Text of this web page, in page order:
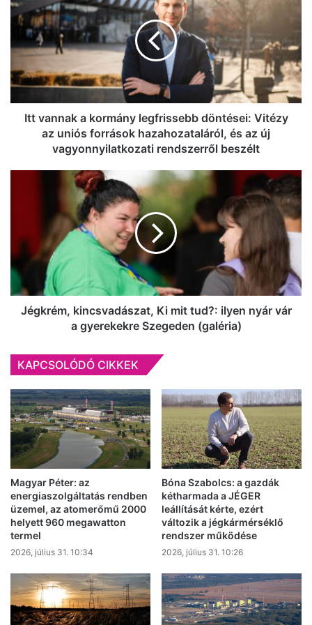
kormány
legfrissebb
döntései:
Vitézy
az
uniós
források
hazahozataláról,
vagyonnyilatkozati
Itt vannak a kormány legfrissebb döntései: Vitézy
az uniós források hazahozataláról, és az új
vagyonnyilatkozati rendszerről beszélt
tud?:
nyár
vár
a
gyerekekre
Jégkrém, kincsvadászat, Ki mit tud?: ilyen nyár vár
a gyerekekre Szegeden (galéria)
KAPCSOLÓDÓ CIKKEK
Magyar Péter: az
energiaszolgáltatás rendben
üzemel, az atomerőmű 2000
helyett 960 megawatton
termel
2026, július 31. 10:34
Bóna Szabolcs: a gazdák
kétharmada a JÉGER
leállítását kérte, ezért
változik a jégkármérséklő
rendszer működése
2026, július 31. 10:26